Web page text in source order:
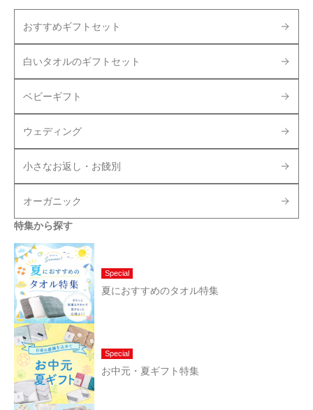
おすすめギフトセット
白いタオルのギフトセット
ベビーギフト
ウェディング
小さなお返し・お餞別
オーガニック
特集から探す
Special
夏におすすめのタオル特集
Special
お中元・夏ギフト特集